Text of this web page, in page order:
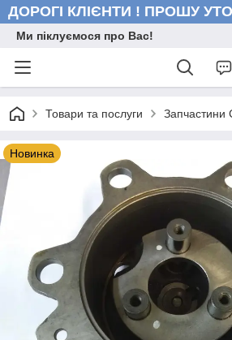
ДОРОГІ КЛІЄНТИ ! ПРОШУ
Ми піклуємося про Вас!
Товари та послуги Запчастини
Новинка